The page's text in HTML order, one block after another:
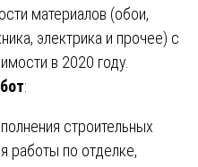
материалов (обои,
электрика и прочее) с
в 2020 году.
:
строительных
работы по отделке,